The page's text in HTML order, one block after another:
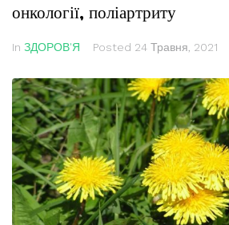
онкології, поліартриту
In ЗДОРОВ'Я Posted 24 Травня, 2021